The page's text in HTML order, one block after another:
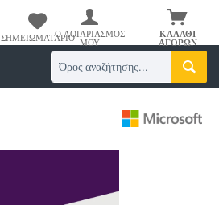
ΚΑΛΆΘΙ
ΑΓΟΡΏΝ
ΣΗΜΕΙΩΜΑΤΆΡΙΟΟ ΛΟΓΑΡΙΑΣΜΌΣ
ΜΟΥ